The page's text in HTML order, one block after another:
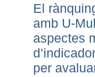
El
amb U-
aspectes
per